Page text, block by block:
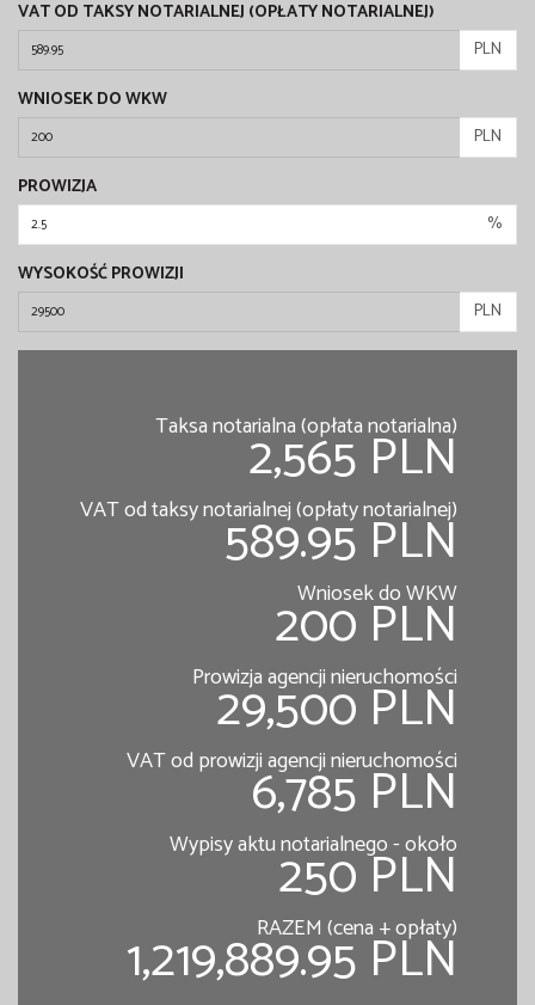
VAT OD TAKSY NOTARIALNEJ (OPŁATY NOTARIALNEJ)
PLN
WNIOSEK DO WKW
PLN
PROWIZJA
%
WYSOKOŚĆ PROWIZJI
PLN
Taksa notarialna (opłata notarialna)
2,565 PLN
VAT od taksy notarialnej (opłaty notarialnej)
589.95 PLN
Wniosek do WKW
200 PLN
Prowizja agencji nieruchomości
29,500 PLN
VAT od prowizji agencji nieruchomości
6,785 PLN
Wypisy aktu notarialnego - około
250 PLN
RAZEM (cena + opłaty)
1,219,889.95 PLN